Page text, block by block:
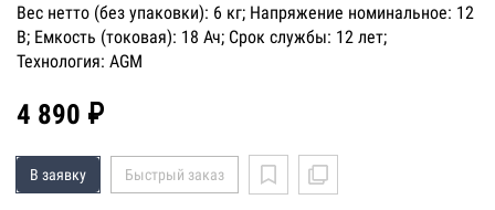
Вес нетто (без упаковки): 6 кг; Напряжение номинальное: 12
В; Емкость (токовая): 18 Ач; Срок службы: 12 лет;
Технология: AGM
4 890 ₽
В заявку Быстрый заказ